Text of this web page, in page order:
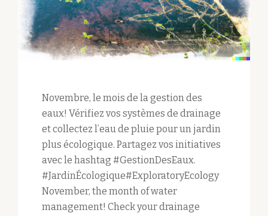
Novembre, le mois de la gestion des
eaux! Vérifiez vos systèmes de drainage
et collectez l’eau de pluie pour un jardin
plus écologique. Partagez vos initiatives
avec le hashtag #GestionDesEaux.
#JardinÉcologique#ExploratoryEcology
November, the month of water
management! Check your drainage